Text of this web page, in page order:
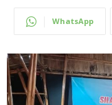
WhatsApp